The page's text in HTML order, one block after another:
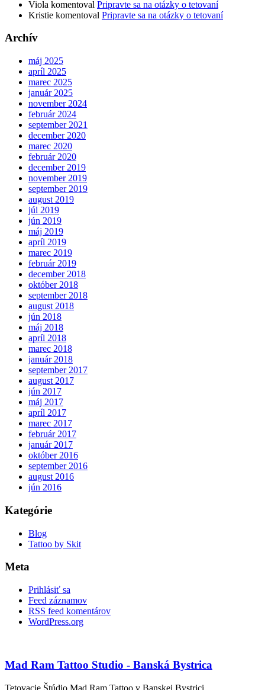
Viola komentoval Pripravte sa na otázky o tetovaní
Kristie komentoval Pripravte sa na otázky o tetovaní
Archív
máj 2025
apríl 2025
marec 2025
január 2025
november 2024
február 2024
september 2021
december 2020
marec 2020
február 2020
december 2019
november 2019
september 2019
august 2019
júl 2019
jún 2019
máj 2019
apríl 2019
marec 2019
február 2019
december 2018
október 2018
september 2018
august 2018
jún 2018
máj 2018
apríl 2018
marec 2018
január 2018
september 2017
august 2017
jún 2017
máj 2017
apríl 2017
marec 2017
február 2017
január 2017
október 2016
september 2016
august 2016
jún 2016
Kategórie
Blog
Tattoo by Skit
Meta
Prihlásiť sa
Feed záznamov
RSS feed komentárov
WordPress.org
Mad Ram Tattoo Studio - Banská Bystrica
Tetovacie Štúdio Mad Ram Tattoo v Banskej Bystrici